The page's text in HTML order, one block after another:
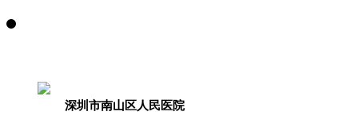
深圳市南山区人民医院